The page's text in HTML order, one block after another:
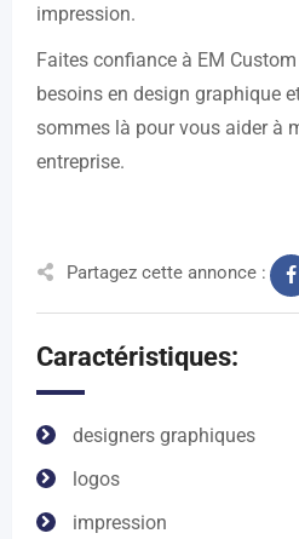
impression.
Faites confiance à EM
besoins en design graphique
sommes là pour vous aider à
entreprise.
Partagez cette annonce :
Caractéristiques:
designers graphiques
logos
impression